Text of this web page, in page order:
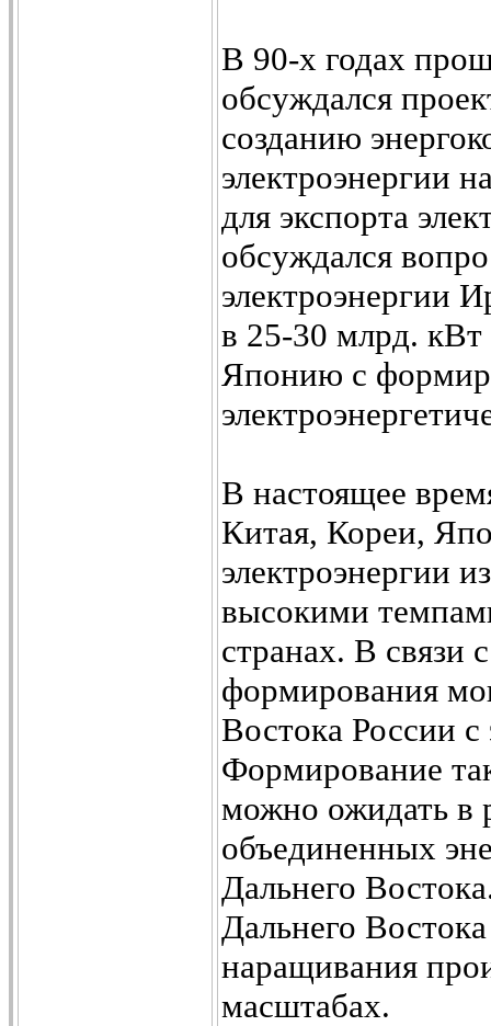
В 90-х годах
обсуждался
созданию
электроэнергии
для экспорта
обсуждался
электроэнергии
в 25-30 млрд.
Японию с
В настоящее
Китая, Кореи,
электроэнергии
высокими
странах. В связи
формирования
Востока России
Формирование
можно ожидать в
объединенных
Дальнего
Дальнего
наращивания
масштабах.